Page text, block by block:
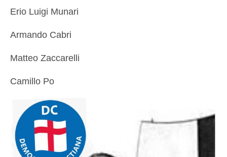
Erio Luigi Munari
Armando Cabri
Matteo Zaccarelli
Camillo Po